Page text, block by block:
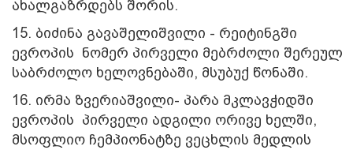
ახალგაზრდებს შორის.
15. ბიძინა გავაშელიშვილი - რეიტინგში
ევროპის ნომერ პირველი მებრძოლი შერეულ
საბრძოლო ხელოვნებაში, მსუბუქ წონაში.
16. ირმა ზვერიაშვილი- პარა მკლავჭიდში
ევროპის პირველი ადგილი ორივე ხელში,
მსოფლიო ჩემპიონატზე ვეცხლის მედლის